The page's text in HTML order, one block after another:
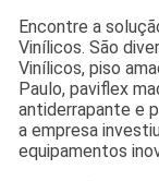
Encontre a
Vinílicos. São
Vinílicos, piso
Paulo, paviflex
antiderrapante e
a empresa
equipamentos